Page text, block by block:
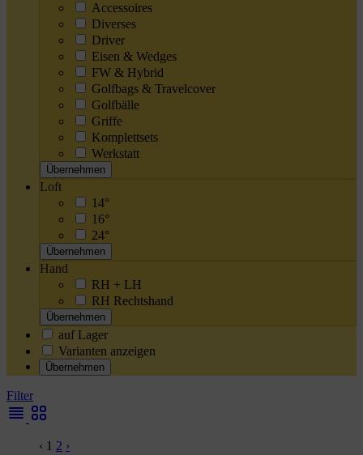
Accessoires
Diverses
Driver
Eisen & Wedges
FW & Hybrid
Golfbags & Travelcover
Golfbälle
Griffe
Komplettsets
Werkstatt
Übernehmen
Loft
14°
16°
24°
Übernehmen
Hand
RH + LH
RH Rechtshand
Übernehmen
auf Lager
Varianten anzeigen
Übernehmen
Filter
‹ 1 2 ›